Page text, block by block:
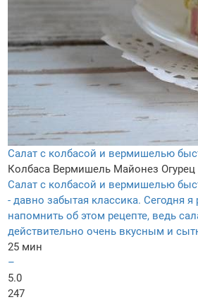
Салат с колбасой и вермишелью
Колбаса Вермишель Майонез Огурец
Салат с колбасой и вермишелью
- давно забытая классика. Сегодня
напомнить об этом рецепте, ведь
действительно очень вкусным и
25 мин
–
5.0
247